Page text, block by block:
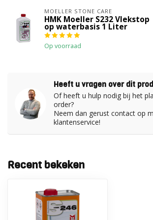
MOELLER STONE CARE
HMK Moeller S232 Vlekstop
op waterbasis 1 Liter
Op voorraad
Heeft u vragen over dit
Of heeft u hulp nodig bij het
order?
Neem dan gerust contact op
klantenservice!
Recent bekeken